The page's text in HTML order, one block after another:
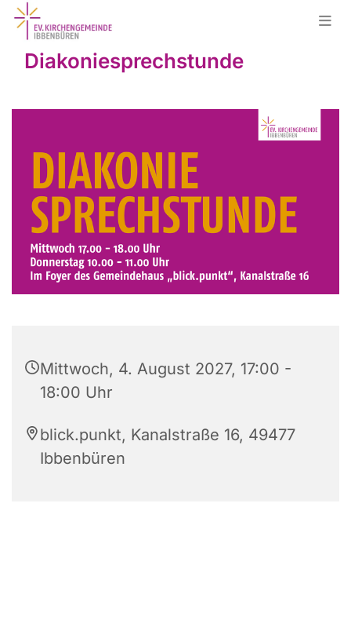
Diakoniesprechstunde
Mittwoch, 4. August 2027, 17:00 -
18:00 Uhr
blick.punkt, Kanalstraße 16, 49477
Ibbenbüren